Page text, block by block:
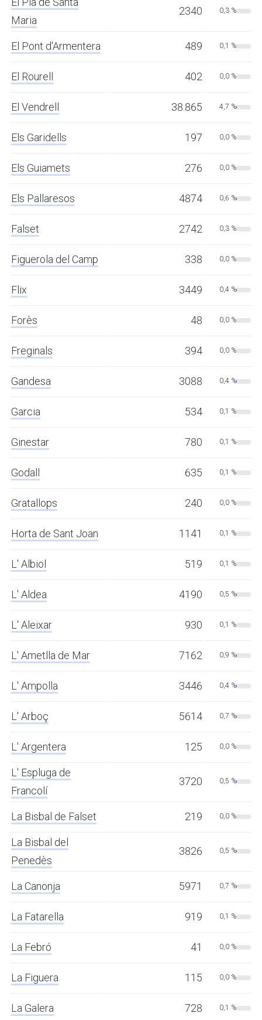
Maria
2340 0,3 %
El Pont d'Armentera 489 0,1 %
El Rourell 402 0,0 %
El Vendrell 38.865 4,7 %
Els Garidells 197 0,0 %
Els Guiamets 276 0,0 %
Els Pallaresos 4874 0,6 %
Falset 2742 0,3 %
Figuerola del Camp 338 0,0 %
Flix 3449 0,4 %
Forès 48 0,0 %
Freginals 394 0,0 %
Gandesa 3088 0,4 %
Garcia 534 0,1 %
Ginestar 780 0,1 %
Godall 635 0,1 %
Gratallops 240 0,0 %
Horta de Sant Joan 1141 0,1 %
L' Albiol 519 0,1 %
L' Aldea 4190 0,5 %
L' Aleixar 930 0,1 %
L' Ametlla de Mar 7162 0,9 %
L' Ampolla 3446 0,4 %
L' Arboç 5614 0,7 %
L' Argentera 125 0,0 %
L' Espluga de
Francolí
3720 0,5 %
La Bisbal de Falset 219 0,0 %
La Bisbal del
Penedès
3826 0,5 %
La Canonja 5971 0,7 %
La Fatarella 919 0,1 %
La Febró 41 0,0 %
La Figuera 115 0,0 %
La Galera 728 0,1 %